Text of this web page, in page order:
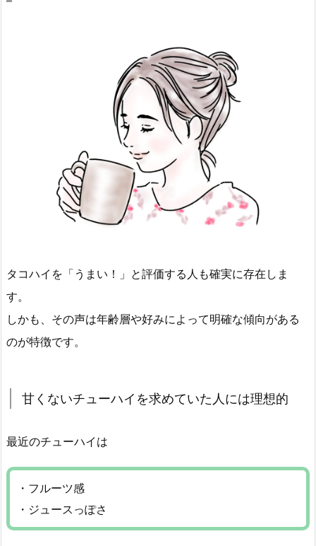
タコハイを「うまい！」と評価する人も確実に存在しま
す。
しかも、その声は年齢層や好みによって明確な傾向がある
のが特徴です。
甘くないチューハイを求めていた人には理想的
最近のチューハイは
・フルーツ感
・ジュースっぽさ